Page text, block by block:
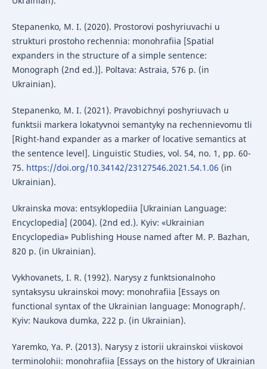
Stepanenko, M. I. (2020). Prostorovi poshyriuvachi u
strukturi prostoho rechennia: monohrafiia [Spatial
expanders in the structure of a simple sentence:
Monograph (2nd ed.)]. Poltava: Astraia, 576 p. (in
Ukrainian).
Stepanenko, M. I. (2021). Pravobichnyi poshyriuvach u
funktsii markera lokatyvnoi semantyky na rechennievomu tli
[Right-hand expander as a marker of locative semantics at
the sentence level]. Linguistic Studies, vol. 54, no. 1, pp. 60-
75. https://doi.org/10.34142/23127546.2021.54.1.06 (in
Ukrainian).
Ukrainska mova: entsyklopediia [Ukrainian Language:
Encyclopedia] (2004). (2nd ed.). Kyiv: «Ukrainian
Encyclopedia» Publishing House named after M. P. Bazhan,
820 p. (in Ukrainian).
Vykhovanets, I. R. (1992). Narysy z funktsionalnoho
syntaksysu ukrainskoi movy: monohrafiia [Essays on
functional syntax of the Ukrainian language: Monograph/.
Kyiv: Naukova dumka, 222 p. (in Ukrainian).
Yaremko, Ya. P. (2013). Narysy z istorii ukrainskoi viiskovoi
terminolohii: monohrafiia [Essays on the history of Ukrainian